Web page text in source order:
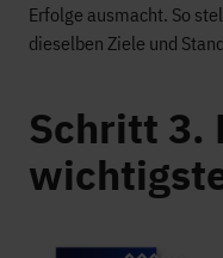
Erfolge ausmacht. So
dieselben Ziele und
Schritt 3.